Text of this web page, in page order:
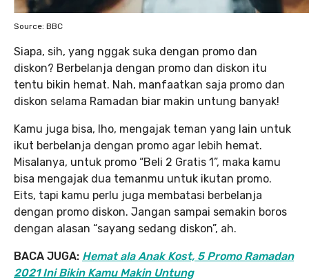
Source: BBC
Siapa, sih, yang nggak suka dengan promo dan
diskon? Berbelanja dengan promo dan diskon itu
tentu bikin hemat. Nah, manfaatkan saja promo dan
diskon selama Ramadan biar makin untung banyak!
Kamu juga bisa, lho, mengajak teman yang lain untuk
ikut berbelanja dengan promo agar lebih hemat.
Misalanya, untuk promo “Beli 2 Gratis 1”, maka kamu
bisa mengajak dua temanmu untuk ikutan promo.
Eits, tapi kamu perlu juga membatasi berbelanja
dengan promo diskon. Jangan sampai semakin boros
dengan alasan “sayang sedang diskon”, ah.
BACA JUGA: Hemat ala Anak Kost, 5 Promo Ramadan
2021 Ini Bikin Kamu Makin Untung